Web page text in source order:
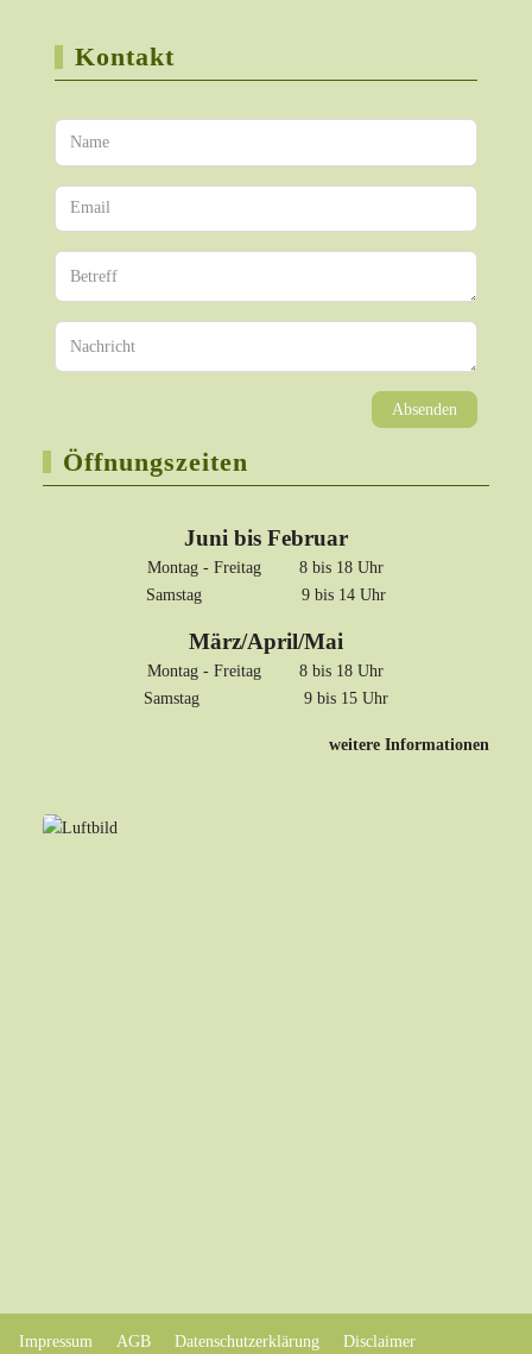
Kontakt
Absenden
Öffnungszeiten
Juni bis Februar
Montag - Freitag 8 bis 18 Uhr
Samstag 9 bis 14 Uhr
März/April/Mai
Montag - Freitag 8 bis 18 Uhr
Samstag 9 bis 15 Uhr
weitere Informationen
Impressum AGB Datenschutzerklärung
Disclaimer